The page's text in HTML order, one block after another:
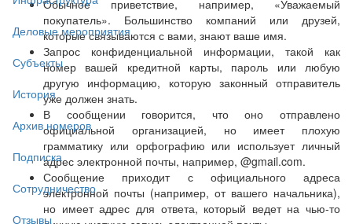
Деловые мероприятия
Субъекты
История
Архив номеров
Подписка
Сотрудничество
Отзывы
Обычное приветствие, например, «Уважаемый
покупатель». Большинство компаний или друзей,
которые связываются с вами, знают ваше имя.
Запрос конфиденциальной информации, такой как
номер вашей кредитной карты, пароль или любую
другую информацию, которую законный отправитель
уже должен знать.
В сообщении говорится, что оно отправлено
официальной организацией, но имеет плохую
грамматику или орфографию или использует личный
адрес электронной почты, например, @gmail.com.
Сообщение приходит с официального адреса
электронной почты (например, от вашего начальника),
но имеет адрес для ответа, который ведет на чью-то